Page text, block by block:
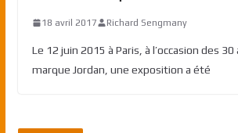
18 avril 2017 Richard Sengmany
Le 12 juin 2015 à Paris, à l’occasion des
marque Jordan, une exposition a été